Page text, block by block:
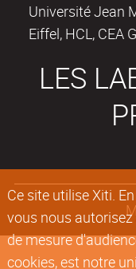
Ce site utilise Xiti.
vous nous
de mesure
cookies, est notre
Université Jean
Eiffel, HCL, CEA
LES